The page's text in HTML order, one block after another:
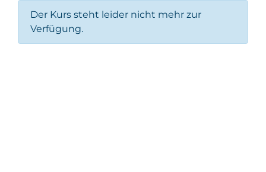
Der Kurs steht leider nicht mehr zur
Verfügung.